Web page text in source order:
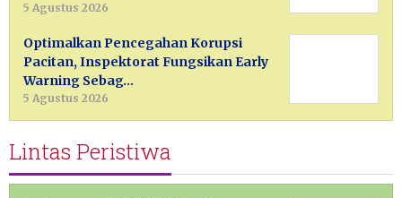
5 Agustus 2026
Optimalkan Pencegahan Korupsi
Pacitan, Inspektorat Fungsikan Early
Warning Sebag…
5 Agustus 2026
Lintas Peristiwa